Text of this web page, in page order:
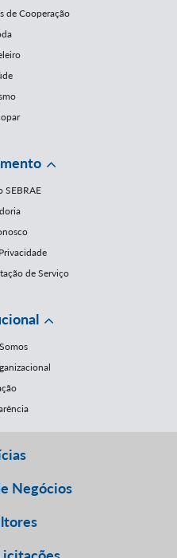
de Cooperação
SEBRAE
de Serviço
Negócios